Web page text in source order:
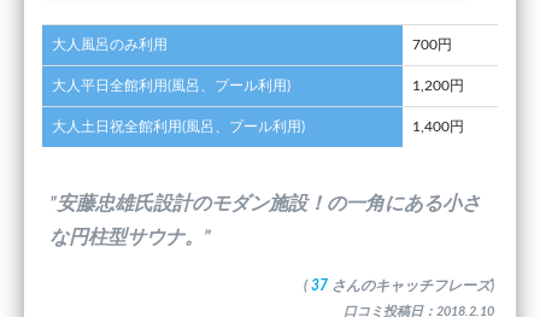
大人風呂のみ利用 700円
大人平日全館利用(風呂、プール利用) 1,200円
大人土日祝全館利用(風呂、プール利用) 1,400円
”安藤忠雄氏設計のモダン施設！の一角にある小さ
な円柱型サウナ。”
( 37 さんのキャッチフレーズ)
口コミ投稿日：2018.2.10